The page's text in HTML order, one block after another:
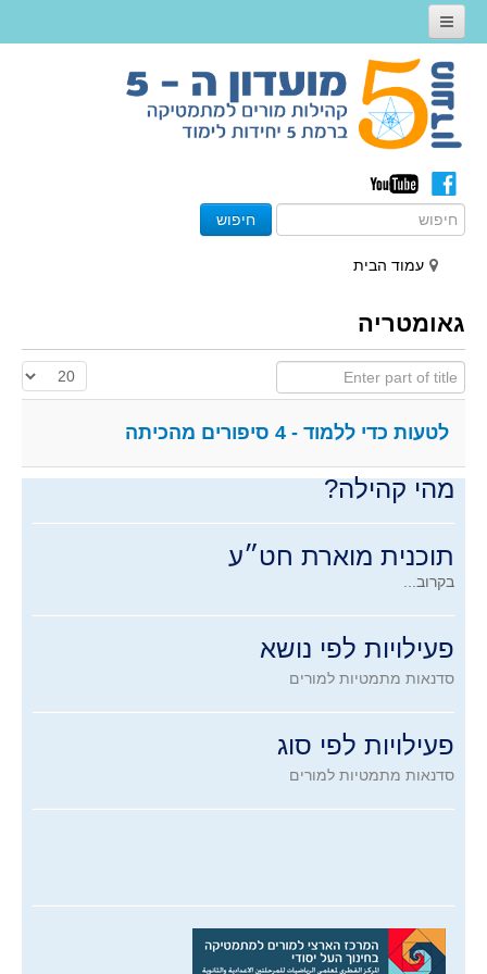
חיפוש
דף הבית
אודות
קהילות מורים 5 יח״ל
קהילות מועדון ה 5 - תשע"ז
קהילות מועדון ה 5 - תשע"ו
פעילויות לפי נושא
פעילויות חקר
שילוב טכנולוגיה
כנסים
צרו קשר
כניסה לחברי המועדון
קישור לאתר "מדרגות ל-5"
עמוד הבית
גאומטריה
Enter part of title הצגת #
לטעות כדי ללמוד - 4 סיפורים מהכיתה
מהי קהילה?
תוכנית מוארת חט״ע
בקרוב...
פעילויות לפי נושא
סדנאות מתמטיות למורים
פעילויות לפי סוג
סדנאות מתמטיות למורים